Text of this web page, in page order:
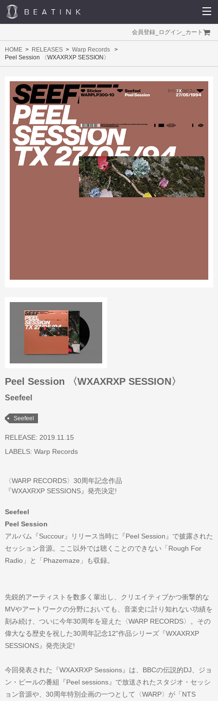
会員登録 ログイン カート
HOME RELEASES
Warp Records
Peel Session 〈WXAXRXP SESSION〉
Peel Session 〈WXAXRXP SESSION〉
Seefeel
Seefeel
RELEASE: 2019.11.15
LABELS: Warp Records
〈WARP RECORDS〉30周年記念作品
『WXAXRXP SESSIONS』発売決定!
Seefeel
Peel Session
アルバム『Succour』リリース当時に『Peel Session』で披露された
セッション音源。ここ以外では聴くことのできない「Rough For
Radio」と「Phazemaze」も収録。
先鋭的アーティストを数多く輩出し、クリエイティブかつ衝撃的な
MVやアートワークの分野においても、音楽史に計り知れない功績を
刻み続け、ついに今年30周年を迎えた〈WARP RECORDS〉。その
偉大なる歴史を祝した30周年記念12"作品シリーズ『WXAXRXP
SESSIONS』発売決定!
今回発表された『WXAXRXP Sessions』は、BBCの伝説的DJ、ジョ
ン・ピールの番組『Peel sessions』で放送されたスタジオ・セッシ
ョン音源や、30周年特別企画の一つとして〈WARP〉が「NTS